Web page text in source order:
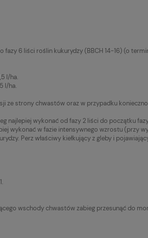
6 liści roślin kukurydzy (BBCH 14-16) (o
l/ha.
l/ha.
ze strony chwastów oraz w przypadku
najlepiej wykonać od fazy 2 liści do początku
wykonać w fazie intensywnego wzrostu (przy
Perz właściwy kiełkujący z gleby i
wschody chwastów zabieg przesunąć do